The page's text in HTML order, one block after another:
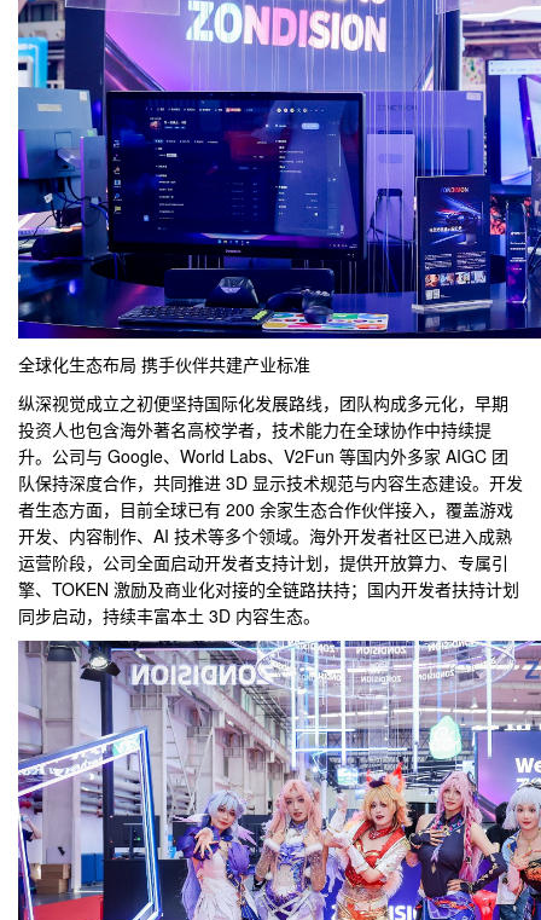
全球化生态布局 携手伙伴共建产业标准
纵深视觉成立之初便坚持国际化发展路线，团队构成多元化，早期
投资人也包含海外著名高校学者，技术能力在全球协作中持续提
升。公司与 Google、 World Labs、V2Fun 等国内外多家 AIGC 团
队保持深度合作，共同推进 3D 显示技术规范与内容生态建设。开发
者生态方面，目前全球已有 200 余家生态合作伙伴接入，覆盖游戏
开发、内容制作、AI 技术等多个领域。海外开发者社区已进入成熟
运营阶段，公司全面启动开发者支持计划，提供开放算力、专属引
擎、TOKEN 激励及商业化对接的全链路扶持；国内开发者扶持计划
同步启动，持续丰富本土 3D 内容生态。